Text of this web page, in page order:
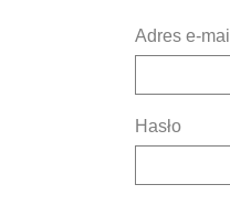
Adres e-mail
Hasło